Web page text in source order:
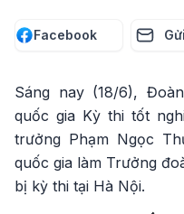
Facebook
Sáng nay (18/6),
quốc gia Kỳ thi tốt
trưởng Phạm Ngọc
quốc gia làm Trưởng
bị kỳ thi tại Hà Nội.